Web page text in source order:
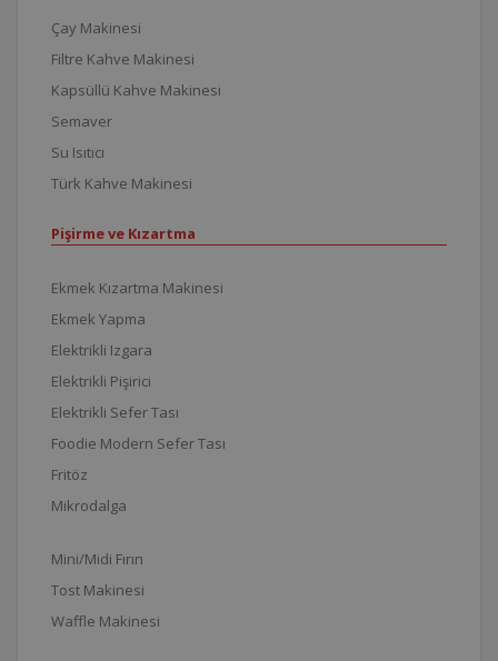
Çay Makinesi
Filtre Kahve Makinesi
Kapsüllü Kahve Makinesi
Semaver
Su Isıtıcı
Türk Kahve Makinesi
Pişirme ve Kızartma
Ekmek Kızartma Makinesi
Ekmek Yapma
Elektrikli Izgara
Elektrikli Pişirici
Elektrikli Sefer Tası
Foodie Modern Sefer Tası
Fritöz
Mikrodalga
Mini/Midi Fırın
Tost Makinesi
Waffle Makinesi